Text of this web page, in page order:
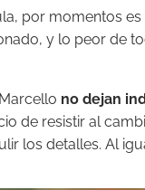
por momentos
y lo peor de
no dejan
de resistir al
los detalles. Al